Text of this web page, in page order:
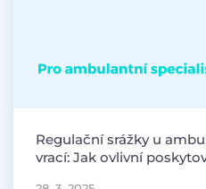
Regulační srážky u
vrací: Jak ovlivní